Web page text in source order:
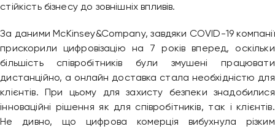
стійкість бізнесу до зовнішніх впливів.
За даними McKinsey&Company, завдяки COVID-19 компанії
прискорили цифровізацію на 7 років вперед, оскільки
більшість співробітників були змушені працювати
дистанційно, а онлайн доставка стала необхідністю для
клієнтів. При цьому для захисту безпеки знадобилися
інноваційні рішення як для співробітників, так і клієнтів.
Не дивно, що цифрова комерція вибухнула різким